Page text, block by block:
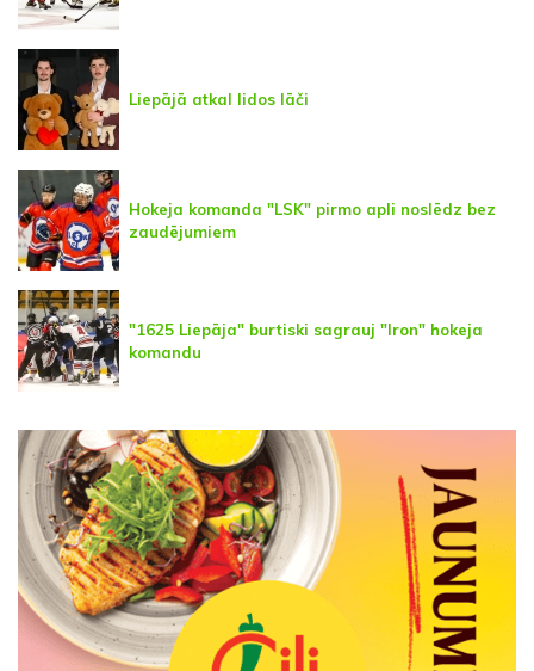
Liepājā atkal lidos lāči
Hokeja komanda "LSK" pirmo apli noslēdz bez
zaudējumiem
"1625 Liepāja" burtiski sagrauj "Iron" hokeja
komandu